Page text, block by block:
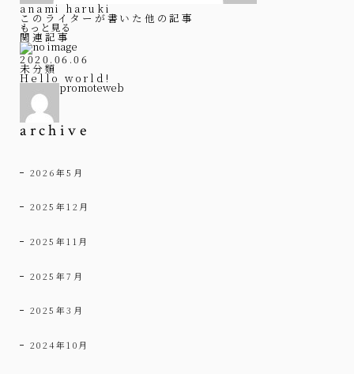
anami haruki
このライターが書いた他の記事
もっと見る
関連記事
2020.06.06
未分類
Hello world!
promoteweb
archive
2026年5月
2025年12月
2025年11月
2025年7月
2025年3月
2024年10月